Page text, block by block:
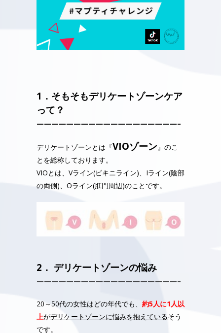
1．そもそもデリケートゾーンケア
って？
———————————————————–
デリケートゾーンとは『VIOゾーン 』のこ
とを総称しております。
VIOとは、Vライン(ビキニライン)、Iライン(陰部
の両側)、Oライン(肛門周辺)のことです。
2． デリケートゾーンの悩み
———————————————————–
20～50代の女性はどの年代でも、 約5人に1人以
上がデリケートゾーンに悩みを抱えているそう
です。